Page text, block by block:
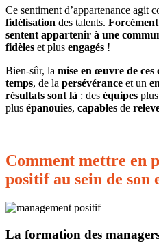
Ce sentiment d’appartenance agit
fidélisation des talents.
sentent appartenir à une
fidèles et plus engagés !
Bien-sûr, la mise en œuvre de
temps, de la persévérance et un
résultats sont là : des équipes plus
plus épanouies, capables de
Comment mettre en
positif au sein de son
La formation des